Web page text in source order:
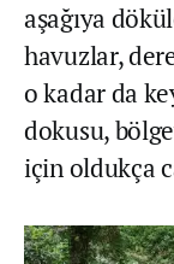
aşağıya
havuzlar,
o kadar da
dokusu,
için oldukça